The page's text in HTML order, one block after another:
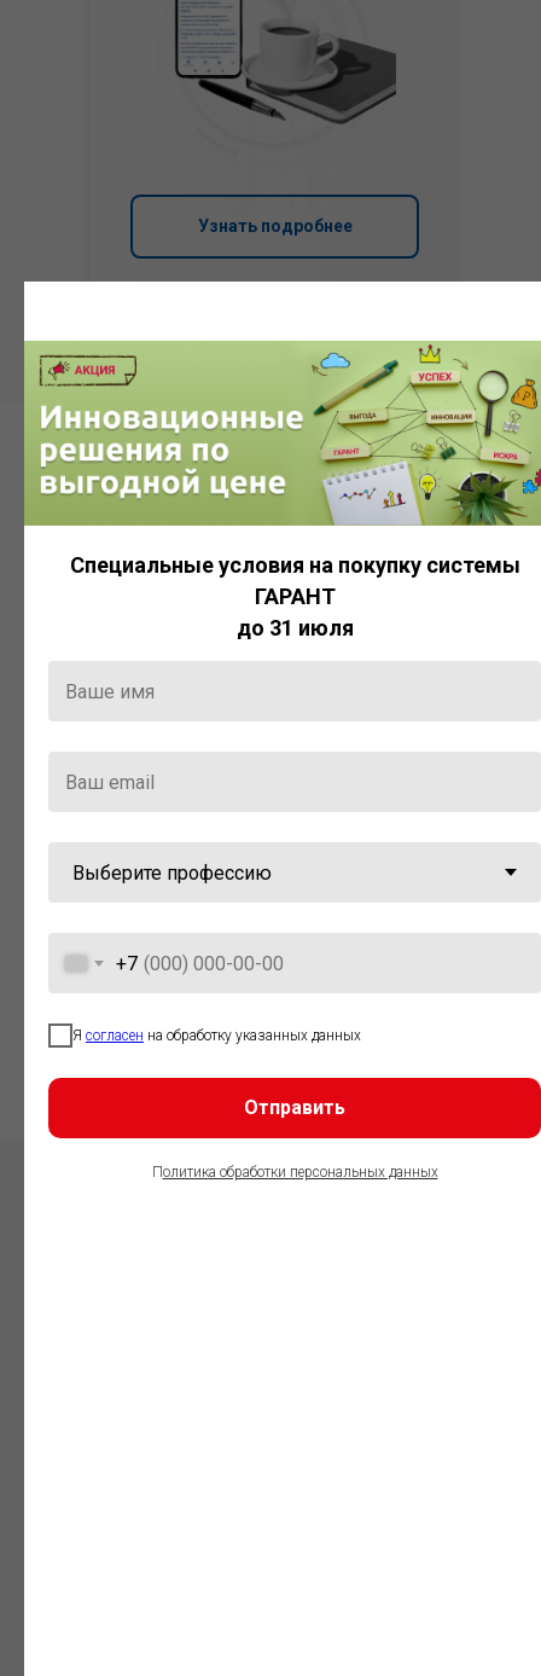
Узнать подробнее
Компания «Гарант» стала
победителем премии «Время
Система
ГАРАНТ
Актуальная правовая информация
и инструменты для максимально
эффективной работы с ней.
Специальные условия на покупку системы
ГАРАНТ
до 31 июля
+7
Я согласен на обработку указанных данных
Отправить
Политика обработки персональных данных